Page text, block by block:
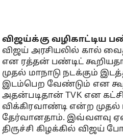
விஜய்க்கு வழிகாட்டிய
விஜய் அரசியலில் கால்
என ரத்தன் பண்டிட்
முதல் மாநாடு நடக்கும்
இடம்பெற வேண்டும் என
அதன்படிதான் TVK என
விக்கிரவாண்டி என்ற முதல்
தேர்வானதாம். இவ்வளவு
திருச்சி கிழக்கில் விஜய்